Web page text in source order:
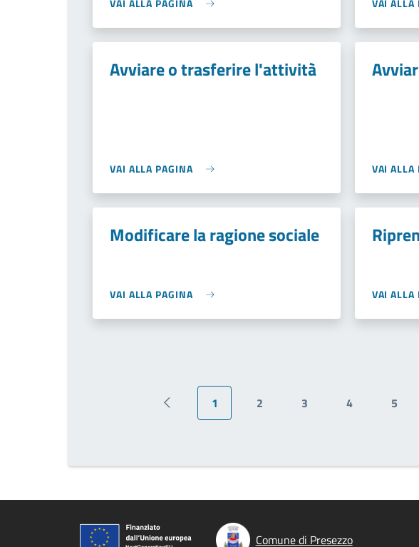
VAI ALLA PAGINA VAI ALLA
Avviare o trasferire l'attività
VAI ALLA PAGINA VAI ALLA
Modificare la ragione sociale
VAI ALLA PAGINA VAI ALLA
Pagina precedente
Pagina attuale
1
Pagina
2
Pagina
3
Pagina
4
Pagina
5
Comune di Presezzo